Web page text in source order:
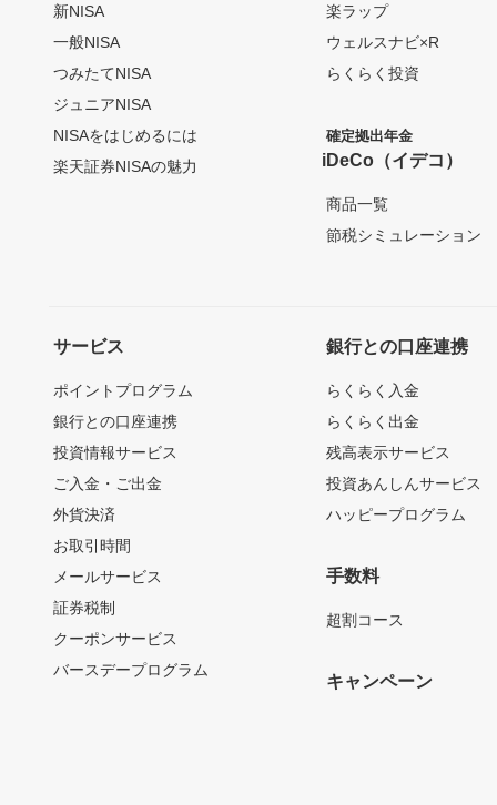
新NISA
一般NISA
つみたてNISA
ジュニアNISA
NISAをはじめるには
楽天証券NISAの魅力
楽ラップ
ウェルスナビ×R
らくらく投資
確定拠出年金
iDeCo（イデコ）
商品一覧
節税シミュレーション
サービス
ポイントプログラム
銀行との口座連携
投資情報サービス
ご入金・ご出金
外貨決済
お取引時間
メールサービス
証券税制
クーポンサービス
バースデープログラム
銀行との口座連携
らくらく入金
らくらく出金
残高表示サービス
投資あんしんサービス
ハッピープログラム
手数料
超割コース
キャンペーン